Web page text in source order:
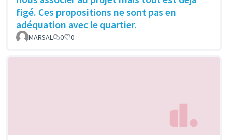
figé. Ces propositions ne sont pas en
adéquation avec le quartier.
MARSAL 0 0